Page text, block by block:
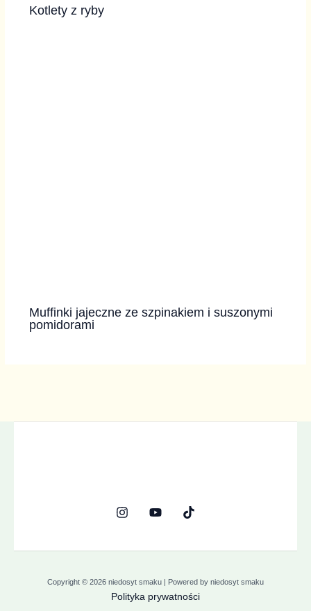
Kotlety z ryby
Muffinki jajeczne ze szpinakiem i suszonymi
pomidorami
Copyright © 2026 niedosyt smaku | Powered by niedosyt smaku
Polityka prywatności